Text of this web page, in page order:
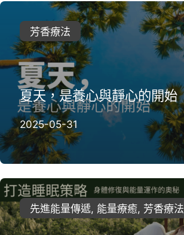
芳香療法
夏天，是養心與靜心的開始
2025-05-31
先進能量傳遞, 能量療癒, 芳香療法